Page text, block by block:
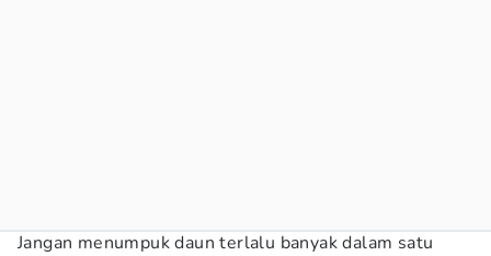
Jangan menumpuk daun terlalu banyak dalam satu